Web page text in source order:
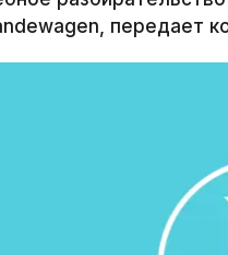
передает